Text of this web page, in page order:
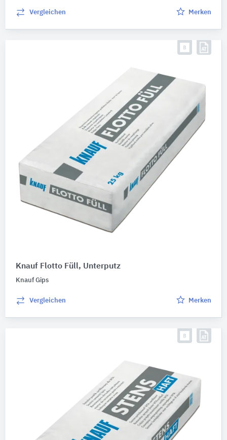
Vergleichen Merken
Knauf Flotto Füll, Unterputz
Knauf Gips
Vergleichen Merken